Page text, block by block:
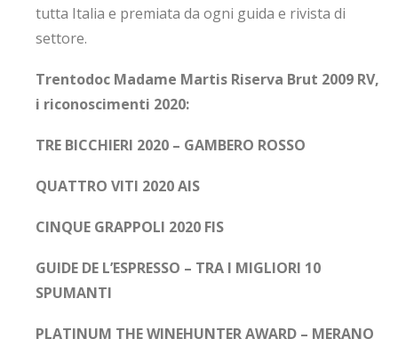
tutta Italia e premiata da ogni guida e rivista di
settore.
Trentodoc Madame Martis Riserva Brut 2009 RV,
i riconoscimenti 2020:
TRE BICCHIERI 2020 – GAMBERO ROSSO
QUATTRO VITI 2020 AIS
CINQUE GRAPPOLI 2020 FIS
GUIDE DE L’ESPRESSO – TRA I MIGLIORI 10
SPUMANTI
PLATINUM THE WINEHUNTER AWARD – MERANO